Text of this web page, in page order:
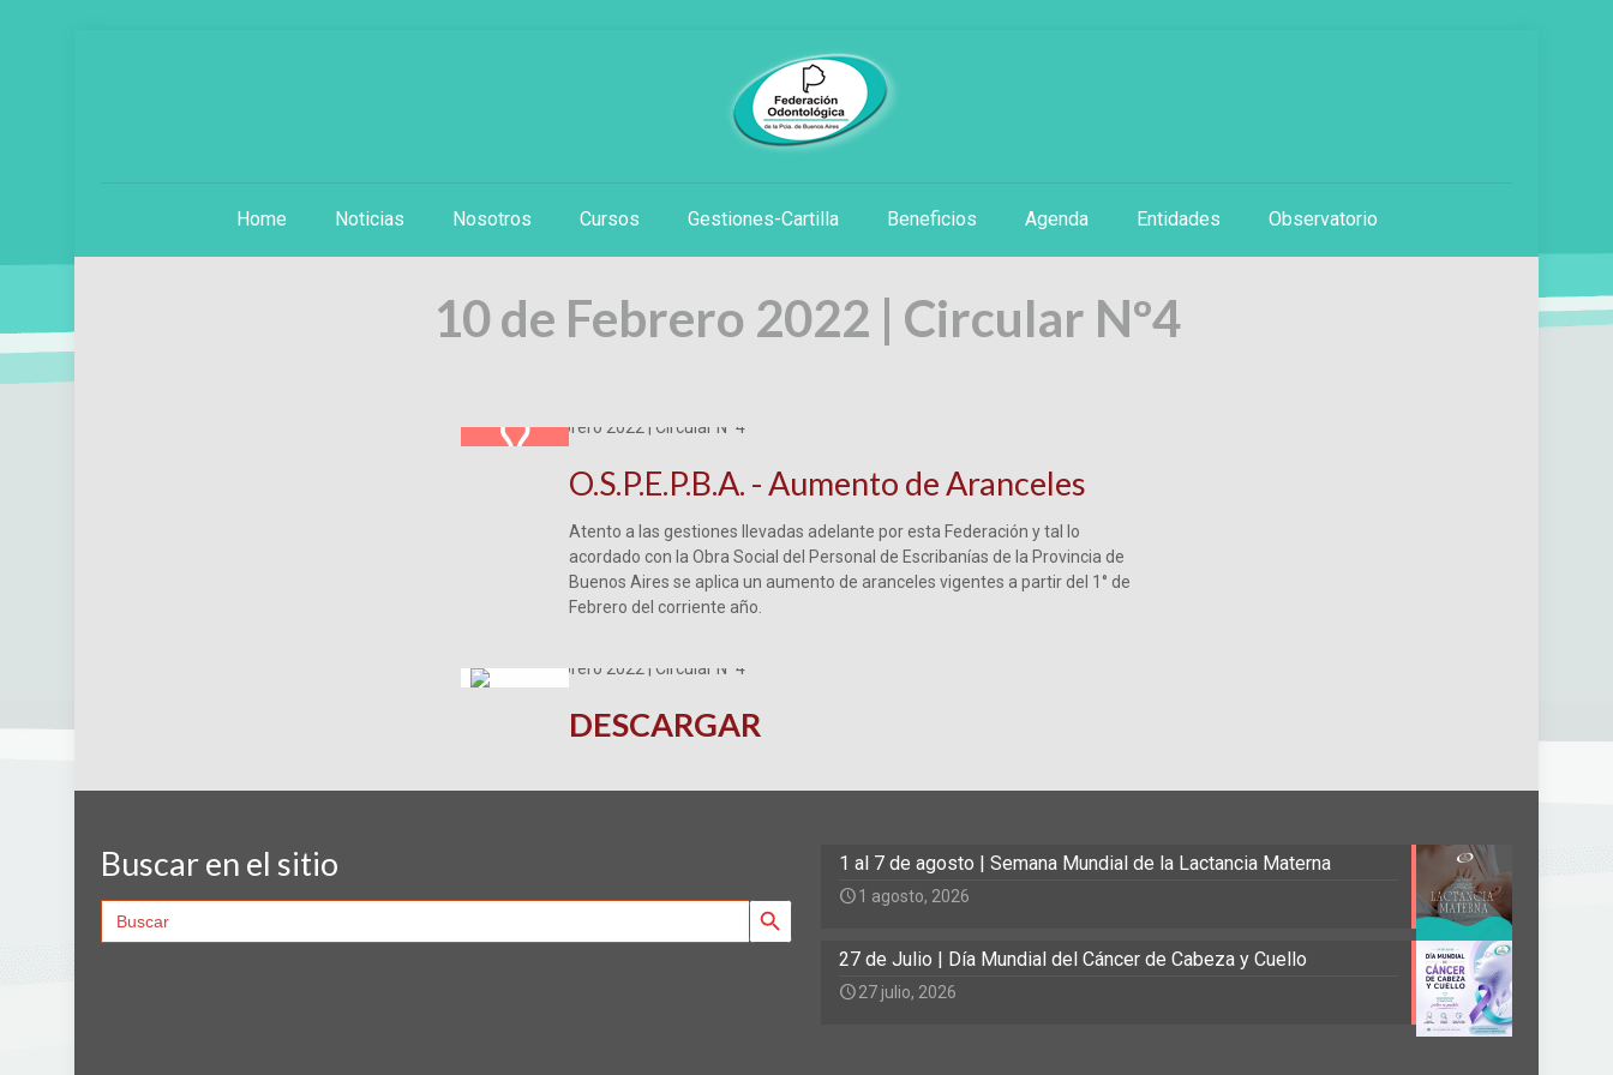
Home Noticias Nosotros Cursos Gestiones-Cartilla Beneficios Agenda Entidades Observatorio
10 de Febrero 2022 | Circular Nº4
O.S.P.E.P.B.A. - Aumento de Aranceles
Atento a las gestiones llevadas adelante por esta Federación y tal lo
acordado con la Obra Social del Personal de Escribanías de la Provincia de
Buenos Aires se aplica un aumento de aranceles vigentes a partir del 1° de
Febrero del corriente año.
DESCARGAR
Buscar en el sitio
Search
for:
Search Button
1 al 7 de agosto | Semana Mundial de la Lactancia Materna
1 agosto, 2026
27 de Julio | Día Mundial del Cáncer de Cabeza y Cuello
27 julio, 2026